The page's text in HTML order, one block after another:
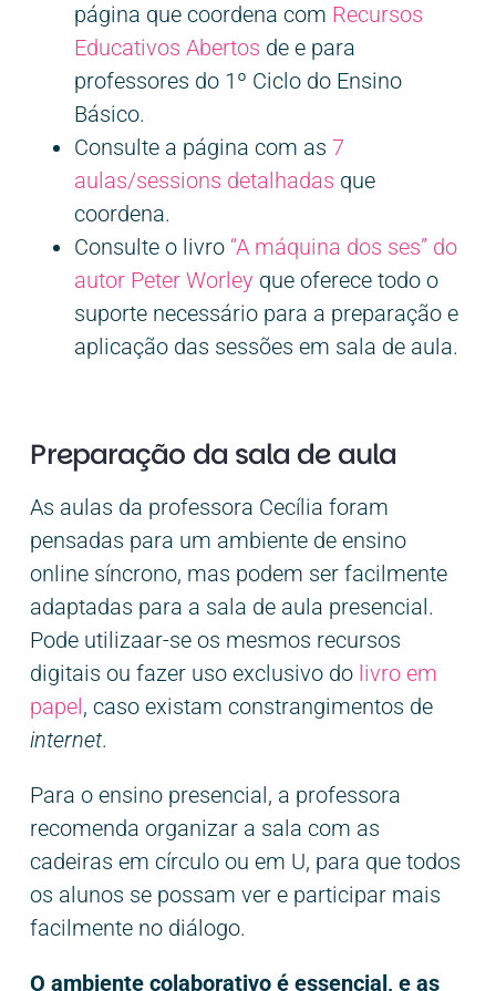
página que coordena com Recursos
Educativos Abertos de e para
professores do 1º Ciclo do Ensino
Básico.
Consulte a página com as7
aulas/sessions detalhadas que
coordena.
Consulte o livro “A máquina dos ses” do
autor Peter Worley que oferece todo o
suporte necessário para a preparação e
aplicação das sessões em sala de aula.
Preparação da sala de aula
As aulas da professora Cecília foram
pensadas para um ambiente de ensino
online síncrono, mas podem ser facilmente
adaptadas para a sala de aula presencial.
Pode utilizaar-se os mesmos recursos
digitais ou fazer uso exclusivo do livro em
papel, caso existam constrangimentos de
internet.
Para o ensino presencial, a professora
recomenda organizar a sala com as
cadeiras em círculo ou em U, para que todos
os alunos se possam ver e participar mais
facilmente no diálogo.
O ambiente colaborativo é essencial, e as